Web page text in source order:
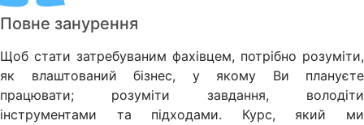
Повне занурення
Щоб стати затребуваним фахівцем, потрібно розуміти,
як влаштований бізнес, у якому Ви плануєте
працювати; розуміти завдання, володіти
інструментами та підходами. Курс, який ми